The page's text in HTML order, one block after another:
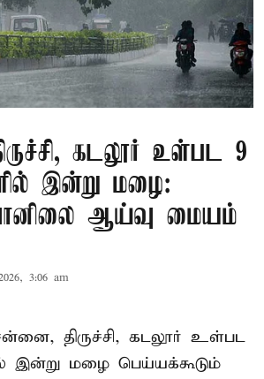
கடலூர் உள்பட 9
இன்று மழை:
ஆய்வு மையம்
3:06 am
திருச்சி, கடலூர் உள்பட
இன்று மழை பெய்யக்கூடும்